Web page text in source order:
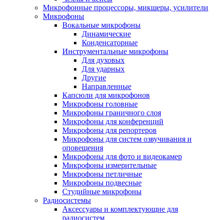
Микрофонные процессоры, микшеры, усилители
Микрофоны
Вокальные микрофоны
Динамические
Конденсаторные
Инструментальные микрофоны
Для духовых
Для ударных
Другие
Направленные
Капсюли для микрофонов
Микрофоны головные
Микрофоны граничного слоя
Микрофоны для конференций
Микрофоны для репортеров
Микрофоны для систем озвучивания и
оповещения
Микрофоны для фото и видеокамер
Микрофоны измерительные
Микрофоны петличные
Микрофоны подвесные
Студийные микрофоны
Радиосистемы
Аксессуары и комплектующие для
радиосистем